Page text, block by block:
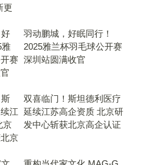
羽动鹏城，好眠同行！
2025雅兰杯羽毛球公开赛
深圳站圆满收官
双喜临门！斯坦德利医疗
延续江苏高企资质 北京研
发中心斩获北京高企认证